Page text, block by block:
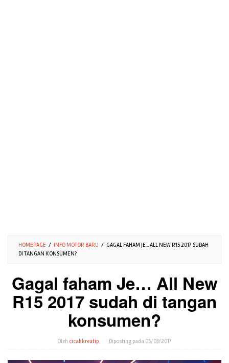
HOMEPAGE / INFO MOTOR BARU / GAGAL FAHAM JE... ALL NEW R15 2017 SUDAH
DI TANGAN KONSUMEN?
Gagal faham Je… All New
R15 2017 sudah di tangan
konsumen?
Oleh cicakkreatip Diposting pada 05/03/2017